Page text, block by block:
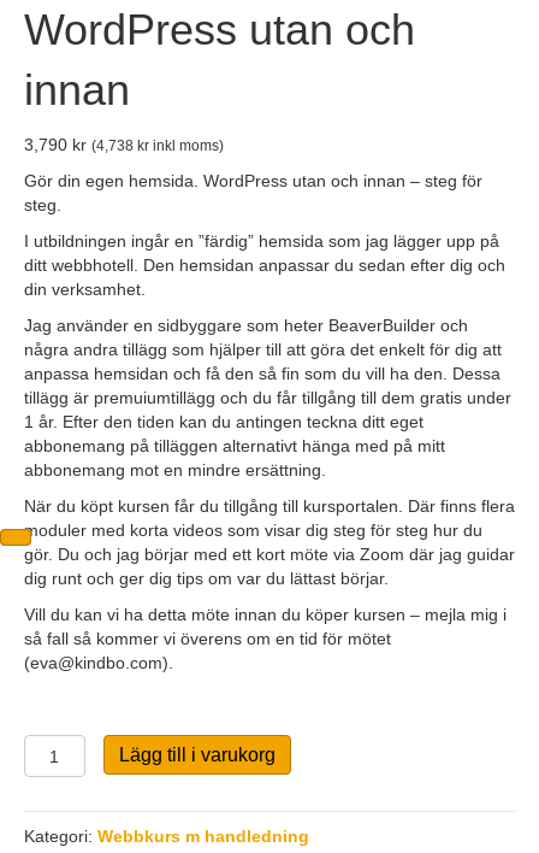
WordPress utan och
innan
3,790 kr (4,738 kr inkl moms)
Gör din egen hemsida. WordPress utan och innan – steg för
steg.
I utbildningen ingår en ”färdig” hemsida som jag lägger upp på
ditt webbhotell. Den hemsidan anpassar du sedan efter dig och
din verksamhet.
Jag använder en sidbyggare som heter BeaverBuilder och
några andra tillägg som hjälper till att göra det enkelt för dig att
anpassa hemsidan och få den så fin som du vill ha den. Dessa
tillägg är premuiumtillägg och du får tillgång till dem gratis under
1 år. Efter den tiden kan du antingen teckna ditt eget
abbonemang på tilläggen alternativt hänga med på mitt
abbonemang mot en mindre ersättning.
När du köpt kursen får du tillgång till kursportalen. Där finns flera
moduler med korta videos som visar dig steg för steg hur du
gör. Du och jag börjar med ett kort möte via Zoom där jag guidar
dig runt och ger dig tips om var du lättast börjar.
Vill du kan vi ha detta möte innan du köper kursen – mejla mig i
så fall så kommer vi överens om en tid för mötet
(eva@kindbo.com).
hemsida
WordPress
utan
Lägg till i varukorg
Kategori: Webbkurs m handledning